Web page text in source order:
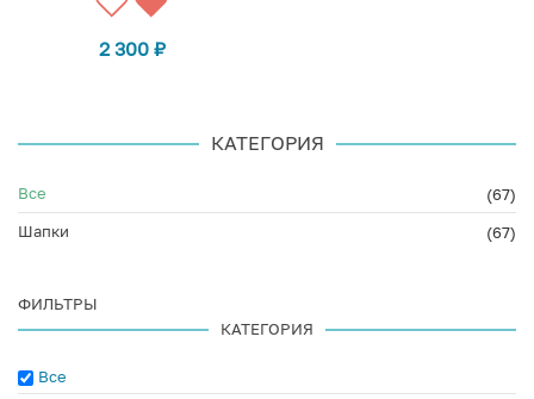
2 300 ₽
КАТЕГОРИЯ
Все
(67)
Шапки
(67)
ФИЛЬТРЫ
КАТЕГОРИЯ
Все